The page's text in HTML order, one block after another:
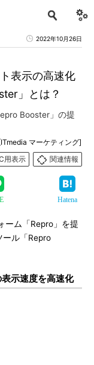
2022年10月26日
表示の高速化
」とは？
Booster」の提
マーケティング]
用表示
関連情報
Hatena
ーム「Repro」を提
ール「Repro
示速度を高速化